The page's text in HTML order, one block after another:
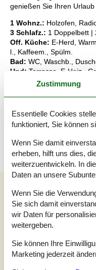
genießen Sie Ihren
1 Wohnz.: Holzofen,
3 Schlafz.: 1 Doppelbett |
Off. Küche: E-Herd,
l., Kaffeem., Spülm.
Bad: WC, Waschb.,
Und: Terrasse, E-Heiz.,
Nichtraucherhaus
Schlüsselinformationen
Verfügung.
Die Ausgabe des
Unsere Gästebewertungen
4,0
Zustimmung
Essentielle Cookies
funktioniert, Sie können
Wenn Sie damit
erheben, hilft uns dies,
weiterzuentwickeln. In
Daten an unsere
Wenn Sie die
Sie sich damit
wir Daten für
weitergeben.
Sie können Ihre
Marketing jederzeit